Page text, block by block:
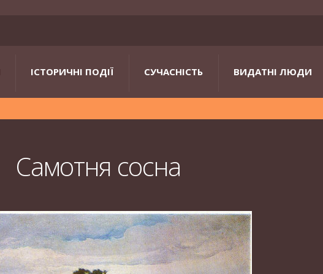
ІСТОРИЧНІ ПОДІЇ СУЧАСНІСТЬ ВИДАТНІ ЛЮДИ
Самотня сосна